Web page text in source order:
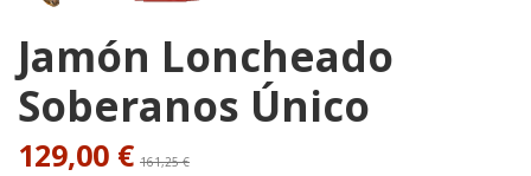
Jamón Loncheado
Soberanos Único
129,00 € 161,25 €